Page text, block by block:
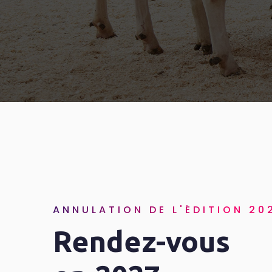
ANNULATION DE L'ÉDITION
Rendez-vous